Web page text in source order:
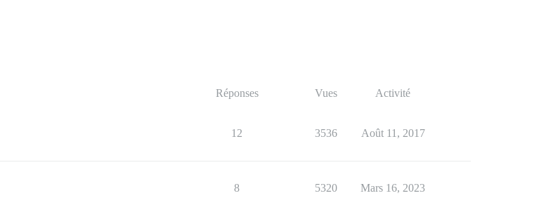
Réponses Vues Activité
12 3536 Août 11, 2017
8 5320 Mars 16, 2023